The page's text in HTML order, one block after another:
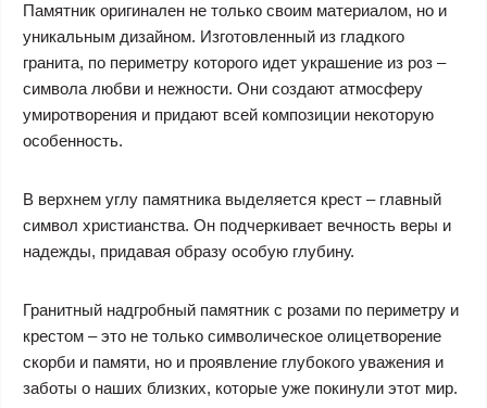
Памятник оригинален не только своим материалом, но и
уникальным дизайном. Изготовленный из гладкого
гранита, по периметру которого идет украшение из роз –
символа любви и нежности. Они создают атмосферу
умиротворения и придают всей композиции некоторую
особенность.
В верхнем углу памятника выделяется крест – главный
символ христианства. Он подчеркивает вечность веры и
надежды, придавая образу особую глубину.
Гранитный надгробный памятник с розами по периметру и
крестом – это не только символическое олицетворение
скорби и памяти, но и проявление глубокого уважения и
заботы о наших близких, которые уже покинули этот мир.